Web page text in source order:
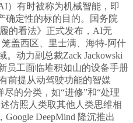
）有时被称为机械智能，即
确定性的标的目的。国务院
的看法》正式发布，AI无
盖西区、里士满、海特-阿什
动力副总裁Zack Jackowski
员工面临堆积如山的设备手册
前提从动驾驶功能的智媒
的分类，如“进修”和“处理
仿照人类取其他人类思维相
DeepMind 隆沉推出